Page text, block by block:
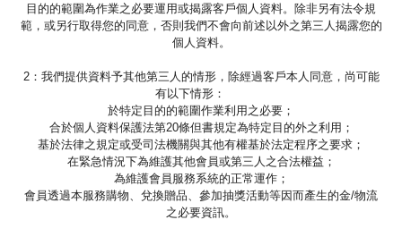
目的的範圍為作業之必要運用或揭露客戶個人資料。除非另有法令規
範，或另行取得您的同意，否則我們不會向前述以外之第三人揭露您的
個人資料。
2：我們提供資料予其他第三人的情形，除經過客戶本人同意，尚可能
有以下情形：
於特定目的的範圍作業利用之必要；
合於個人資料保護法第20條但書規定為特定目的外之利用；
基於法律之規定或受司法機關與其他有權基於法定程序之要求；
在緊急情況下為維護其他會員或第三人之合法權益；
為維護會員服務系統的正常運作；
會員透過本服務購物、兌換贈品、參加抽獎活動等因而產生的金/物流
之必要資訊。